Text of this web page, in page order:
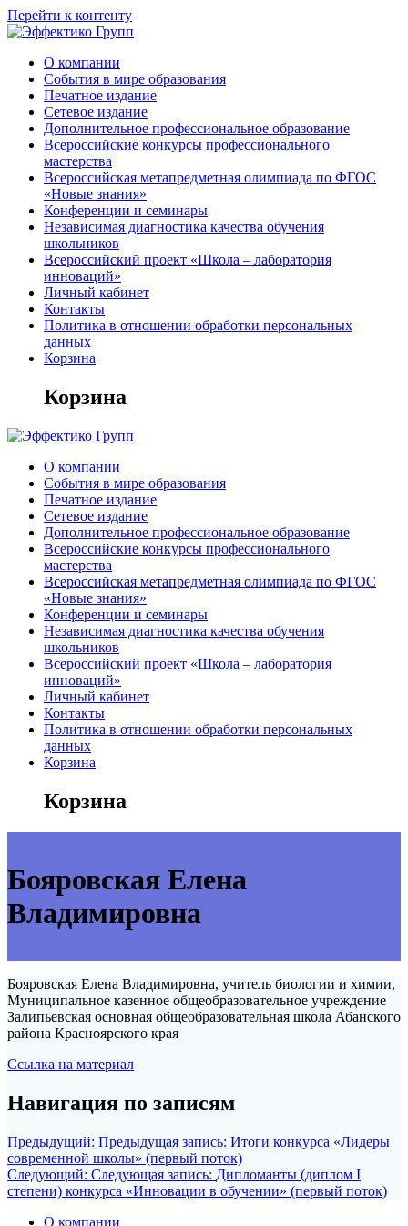
Перейти к контенту
О компании
События в мире образования
Печатное издание
Сетевое издание
Дополнительное профессиональное образование
Всероссийские конкурсы профессионального
мастерства
Всероссийская метапредметная олимпиада по ФГОС
«Новые знания»
Конференции и семинары
Независимая диагностика качества обучения
школьников
Всероссийский проект «Школа – лаборатория
инноваций»
Личный кабинет
Контакты
Политика в отношении обработки персональных
данных
Корзина
Корзина
О компании
События в мире образования
Печатное издание
Сетевое издание
Дополнительное профессиональное образование
Всероссийские конкурсы профессионального
мастерства
Всероссийская метапредметная олимпиада по ФГОС
«Новые знания»
Конференции и семинары
Независимая диагностика качества обучения
школьников
Всероссийский проект «Школа – лаборатория
инноваций»
Личный кабинет
Контакты
Политика в отношении обработки персональных
данных
Корзина
Корзина
Бояровская Елена
Владимировна
Бояровская Елена Владимировна, учитель биологии и химии,
Муниципальное казенное общеобразовательное учреждение
Залипьевская основная общеобразовательная школа Абанского
района Красноярского края
Ссылка на материал
Навигация по записям
Предыдущий: Предыдущая запись: Итоги конкурса «Лидеры
современной школы» (первый поток)
Следующий: Следующая запись: Дипломанты (диплом I
степени) конкурса «Инновации в обучении» (первый поток)
О компании